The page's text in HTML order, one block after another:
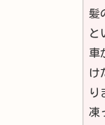
髪
と
車
け
り
凍